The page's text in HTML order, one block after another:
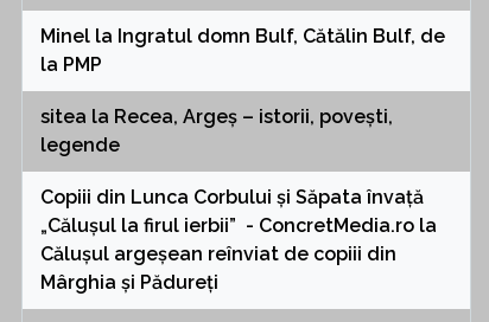
Minella Ingratul domn Bulf, Cătălin Bulf, de
la PMP
sitea la Recea, Argeș – istorii, povești,
legende
Copiii din Lunca Corbului și Săpata învață
„Călușul la firul ierbii” - ConcretMedia.rola
Călușul argeșean reînviat de copiii din
Mârghia și Pădureți